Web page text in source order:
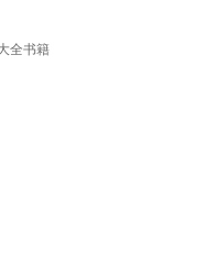
全书籍